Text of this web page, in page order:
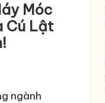
Móc
Cú Lật
ngành